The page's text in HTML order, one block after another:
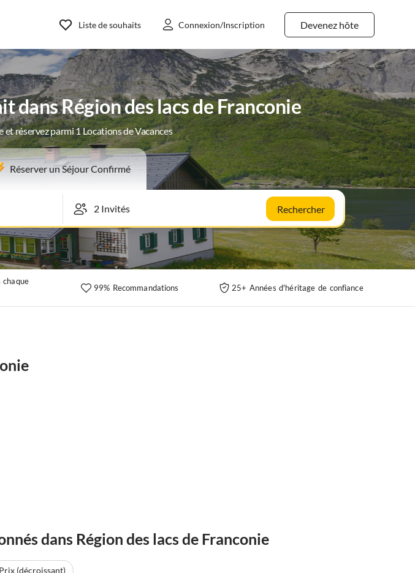
Devenez hôte
Liste de souhaits Connexion/Inscription
dans Région des lacs de Franconie
réservez parmi 1 Locations de Vacances
Réserver un Séjour Confirmé
Rechercher
99% Recommandations 25+ Années d'héritage de confiance
dans Région des lacs de Franconie
Prix (décroissant)